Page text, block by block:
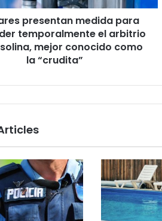
presentan medida para
temporalmente el arbitrio
mejor conocido como
la “crudita”